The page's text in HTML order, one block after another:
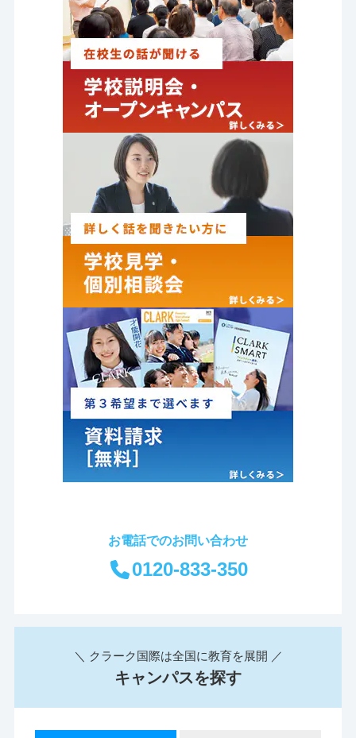
お電話でのお問い合わせ
0120-833-350
＼ クラーク国際は全国に教育を展開 ／
キャンパスを探す